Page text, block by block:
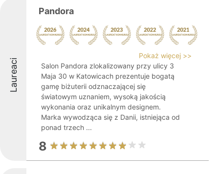
Laureaci
Pandora
Pokaż więcej >>
Salon Pandora zlokalizowany przy ulicy 3
Maja 30 w Katowicach prezentuje bogatą
gamę biżuterii odznaczającej się
światowym uznaniem, wysoką jakością
wykonania oraz unikalnym designem.
Marka wywodząca się z Danii, istniejąca od
ponad trzech ...
8